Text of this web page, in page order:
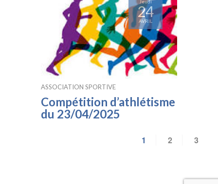
Jeudi
24
AVRIL
ASSOCIATION SPORTIVE
Compétition d’athlétisme
du 23/04/2025
1 2 3